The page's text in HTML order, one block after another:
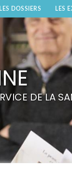
LES DOSSIERS LES
DE LA